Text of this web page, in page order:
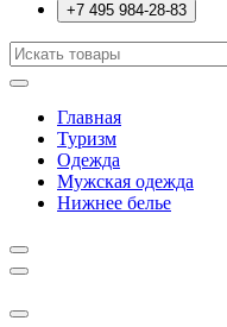
+7 495 984-28-83
Главная
Туризм
Одежда
Мужская одежда
Нижнее белье